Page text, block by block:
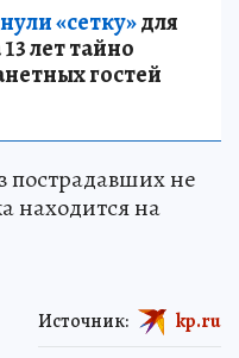
«сетку»для
лет тайно
гостей
пострадавших не
находится на
Источник: kp.ru